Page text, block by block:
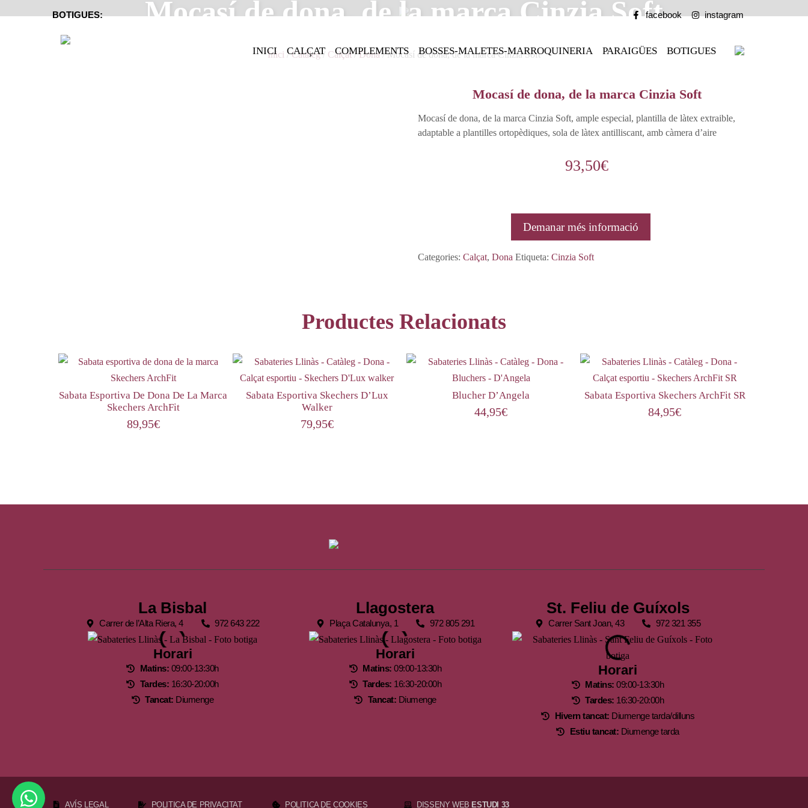
BOTIGUES: facebook instagram
INICI CALÇAT COMPLEMENTS BOSSES-MALETES-MARROQUINERIA PARAIGÜES BOTIGUES
Mocasí de dona, de la marca Cinzia Soft
Inici /Catàleg/ Calçat/Dona/ Mocasí de dona, de la marca Cinzia Soft
Mocasí de dona, de la marca Cinzia Soft
Mocasí de dona, de la marca Cinzia Soft, ample especial, plantilla de làtex extraible,
adaptable a plantilles ortopèdiques, sola de làtex antilliscant, amb càmera d’aire
93,50€
Demanar més informació
Categories:Calçat,Dona Etiqueta:Cinzia Soft
Productes Relacionats
Sabata Esportiva De Dona De La Marca
Skechers ArchFit
89,95€
Sabata Esportiva Skechers D’Lux
Walker
79,95€
Blucher D’Angela
44,95€
Sabata Esportiva Skechers ArchFit SR
84,95€
La Bisbal
Carrer de l’Alta Riera, 4 972 643 222
Horari
Matins: 09:00-13:30h
Tardes: 16:30-20:00h
Tancat: Diumenge
Llagostera
Plaça Catalunya, 1 972 805 291
Horari
Matins: 09:00-13:30h
Tardes: 16:30-20:00h
Tancat: Diumenge
St. Feliu de Guíxols
Carrer Sant Joan, 43 972 321 355
Horari
Matins: 09:00-13:30h
Tardes: 16:30-20:00h
Hivern tancat: Diumenge tarda/dilluns
Estiu tancat: Diumenge tarda
AVÍS LEGAL POLITICA DE PRIVACITAT POLITICA DE COOKIES DISSENY WEB ESTUDI 33